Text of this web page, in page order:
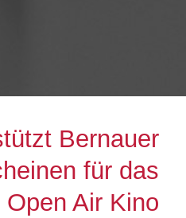
Bernauer
für das
Air Kino